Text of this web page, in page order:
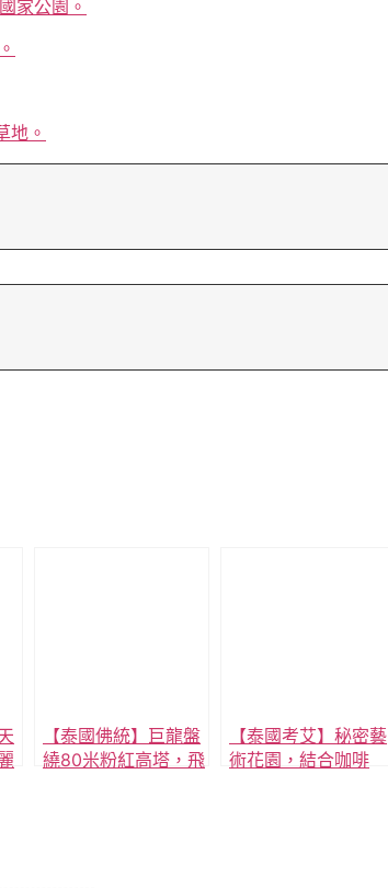
家公園。
地。
【泰國佛統】巨龍盤
繞80米粉紅高塔，飛
【泰國考艾】秘密藝
術花園，結合咖啡